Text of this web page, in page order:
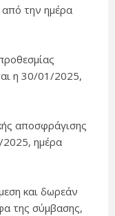
από την ημέρα
η 30/01/2025,
αποσφράγισης
ημέρα
και δωρεάν
της σύμβασης,